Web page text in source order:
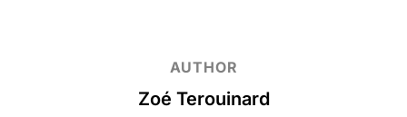
AUTHOR
Zoé Terouinard